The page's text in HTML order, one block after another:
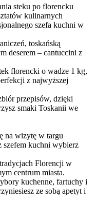
steku po florencku
kulinarnych
szefa kuchni w
toskańską
deserem – cantuccini z
florencki o wadze 1 kg,
z najwyższej
przepisów, dzięki
smaki Toskanii we
na wizytę w targu
szefem kuchni wybierz
Florencji w
centrum miasta.
kuchenne, fartuchy i
ze sobą apetyt i